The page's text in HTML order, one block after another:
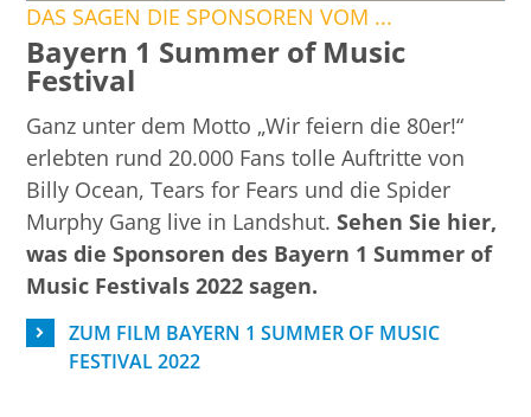
DAS SAGEN DIE SPONSOREN VOM ...
Bayern 1 Summer of Music
Festival
Ganz unter dem Motto „Wir feiern die 80er!“
erlebten rund 20.000 Fans tolle Auftritte von
Billy Ocean, Tears for Fears und die Spider
Murphy Gang live in Landshut.Sehen Sie hier,
was die Sponsoren des Bayern 1 Summer of
Music Festivals 2022 sagen.
ZUM FILM BAYERN 1 SUMMER OF MUSIC
FESTIVAL 2022